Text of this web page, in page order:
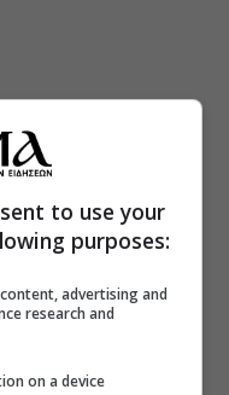
to use your
purposes:
advertising and
research and
on a device